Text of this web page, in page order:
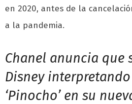
en 2020, antes de la
a la pandemia.
Chanel anuncia que
Disney
‘Pinocho’ en su